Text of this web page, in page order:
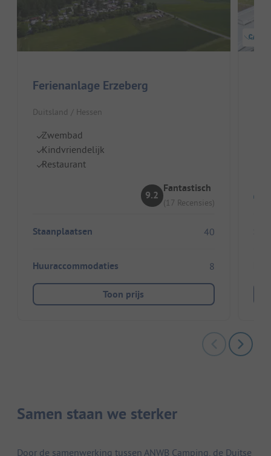
Ferienanlage Erzeberg
Duitsland / Hessen
Zwembad
Kindvriendelijk
Restaurant
9.2
Fantastisch
(17 Recensies)
Staanplaatsen 40
Huuraccommodaties 8
Toon prijs
Samen staan we sterker
Door de samenwerking tussen ANWB Camping, de Duitse